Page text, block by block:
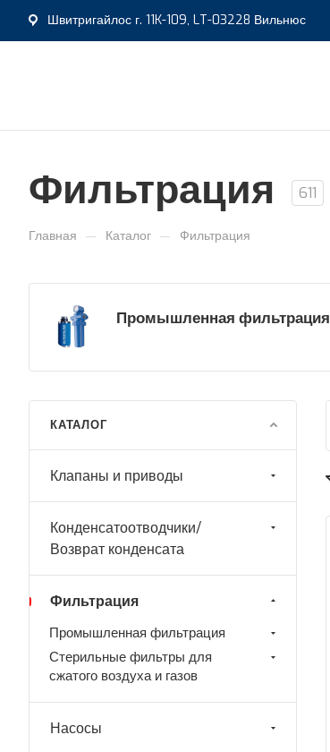
Швитригайлос г. 11K-109, LT-03228 Вильнюс
Фильтрация 611
Главная — Каталог — Фильтрация
Промышленная фильтрация
КАТАЛОГ
Клапаны и приводы
Конденсатоотводчики/
Возврат конденсата
Фильтрация
Промышленная фильтрация
Стерильные фильтры для
сжатого воздуха и газов
Насосы